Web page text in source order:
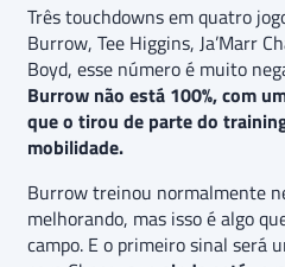
Três touchdowns em quatro
Burrow, Tee Higgins, Ja’Marr
Boyd, esse número é muito
Burrow não está 100%, com
que o tirou de parte do
mobilidade.
Burrow treinou normalmente
melhorando, mas isso é algo
campo. E o primeiro sinal será